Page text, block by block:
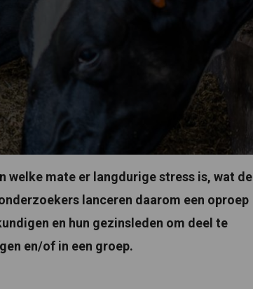
welke mate er langdurige stress is, wat de
lanceren daarom een oproep
en hun gezinsleden om deel te
en/of in een groep.